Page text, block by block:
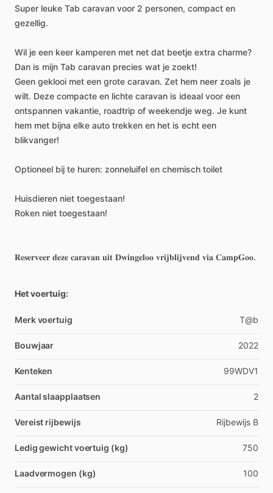
Super leuke Tab caravan voor 2 personen, compact en
gezellig.
Wil je een keer kamperen met net dat beetje extra charme?
Dan is mijn Tab caravan precies wat je zoekt!
Geen geklooi met een grote caravan. Zet hem neer zoals je
wilt. Deze compacte en lichte caravan is ideaal voor een
ontspannen vakantie, roadtrip of weekendje weg. Je kunt
hem met bijna elke auto trekken en het is echt een
blikvanger!
Optioneel bij te huren: zonneluifel en chemisch toilet
Huisdieren niet toegestaan!
Roken niet toegestaan!
𝐑𝐞𝐬𝐞𝐫𝐯𝐞𝐞𝐫 𝐝𝐞𝐳𝐞 𝐜𝐚𝐫𝐚𝐯𝐚𝐧 𝐮𝐢𝐭 𝐃𝐰𝐢𝐧𝐠𝐞𝐥𝐨𝐨 𝐯𝐫𝐢𝐣𝐛𝐥𝐢𝐣𝐯𝐞𝐧𝐝 𝐯𝐢𝐚 𝐂𝐚𝐦𝐩𝐆𝐨𝐨.
Het voertuig:
Merk voertuig T@b
Bouwjaar 2022
Kenteken 99WDV1
Aantal slaapplaatsen 2
Vereist rijbewijs Rijbewijs B
Ledig gewicht voertuig (kg) 750
Laadvermogen (kg) 100